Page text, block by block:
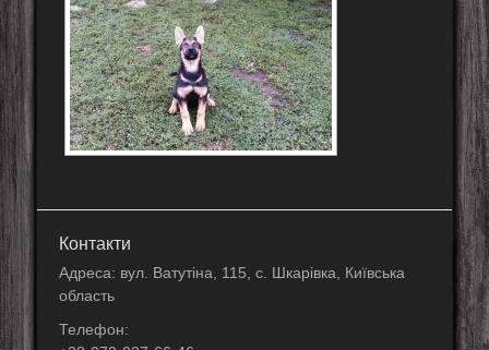
Контакти
Адреса: вул. Ватутіна, 115, с. Шкарівка, Київська
область
Телефон: